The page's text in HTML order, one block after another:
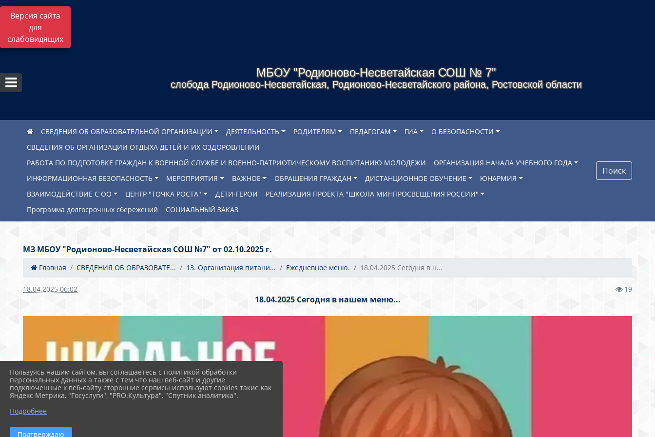
Версия сайта
для
слабовидящих
МБОУ "Родионово-Несветайская СОШ № 7"
слобода Родионово-Несветайская, Родионово-Несветайского района, Ростовской области
СВЕДЕНИЯ ОБ ОБРАЗОВАТЕЛЬНОЙ ОРГАНИЗАЦИИ ДЕЯТЕЛЬНОСТЬ РОДИТЕЛЯМ ПЕДАГОГАМ ГИА
О БЕЗОПАСНОСТИ
СВЕДЕНИЯ ОБ ОРГАНИЗАЦИИ ОТДЫХА ДЕТЕЙ И ИХ ОЗДОРОВЛЕНИИ
РАБОТА ПО ПОДГОТОВКЕ ГРАЖДАН К ВОЕННОЙ СЛУЖБЕ И ВОЕННО-ПАТРИОТИЧЕСКОМУ ВОСПИТАНИЮ МОЛОДЕЖИ
ОРГАНИЗАЦИЯ НАЧАЛА УЧЕБНОГО ГОДА
ИНФОРМАЦИОННАЯ БЕЗОПАСНОСТЬ
МЕРОПРИЯТИЯ ВАЖНОЕ ОБРАЩЕНИЯ ГРАЖДАН ДИСТАНЦИОННОЕ ОБУЧЕНИЕ
ЮНАРМИЯ
ВЗАИМОДЕЙСТВИЕ С ОО
ЦЕНТР "ТОЧКА РОСТА" ДЕТИ-ГЕРОИ
РЕАЛИЗАЦИЯ ПРОЕКТА "ШКОЛА МИНПРОСВЕЩЕНИЯ РОССИИ"
Программа долгосрочных сбережений
СОЦИАЛЬНЫЙ ЗАКАЗ
Поиск
МЗ МБОУ "Родионово-Несветайская СОШ №7" от 02.10.2025 г.
Главная СВЕДЕНИЯ ОБ ОБРАЗОВАТЕ... 13. Организация питани... Ежедневное меню. 18.04.2025 Сегодня в н...
18.04.2025 06:02 19
18.04.2025 Сегодня в нашем меню...
Пользуясь нашим сайтом, вы соглашаетесь с политикой обработки
персональных данных а также с тем что наш веб-сайт и другие
подключенные к веб-сайту сторонние сервисы используют cookies такие как
Яндекс Метрика, "Госуслуги", "PRO.Культура", "Спутник аналитика".
Подробнее
Подтверждаю